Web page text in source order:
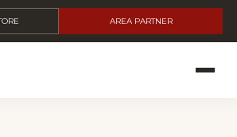
AREA PARTNER